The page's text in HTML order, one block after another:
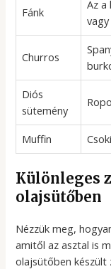
Fánk
Az a
Churros
Diós
sütemény
Muffin
Különleges
olajsütőben
Nézzük meg,
amitől az asztal is
olajsütőben